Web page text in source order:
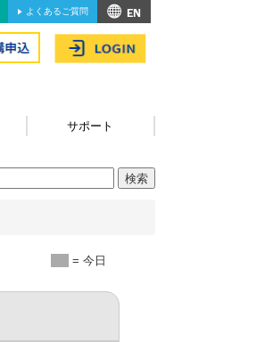
よくあるご質問
サポート
= 今日